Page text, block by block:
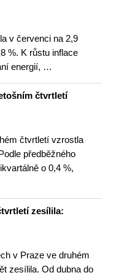
v červenci na 2,9
%. K růstu inflace
energií, …
čtvrtletí
čtvrtletí vzrostla
předběžného
o 0,4 %,
zesílila:
v Praze ve druhém
zesílila. Od dubna do